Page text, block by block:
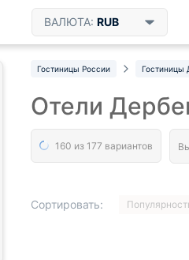
ВАЛЮТА: RUB
Гостиницы России Гостиницы
Отели
Сортировать: